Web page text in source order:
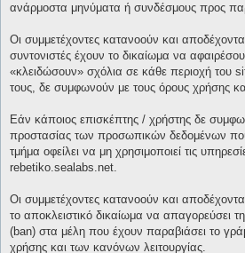
ανάρμοστα μηνύματα ή συνδέσμους προς
Οι συμμετέχοντες κατανοούν και αποδέχονται
συντονιστές έχουν το δικαίωμα να
«κλειδώσουν» σχόλια σε κάθε περιοχή του
τους, δε συμφωνούν με τους όρους χρήσης
Εάν κάποιος επισκέπτης / χρήστης δε
προστασίας των προσωπικών δεδομένων
τμήμα οφείλει να μη χρησιμοποιεί τις
rebetiko.sealabs.net.
Οι συμμετέχοντες κατανοούν και αποδέχονται
το αποκλειστικό δικαίωμα να απαγορεύσει
(ban) στα μέλη που έχουν παραβιάσει το
χρήσης και των κανόνων λειτουργίας.